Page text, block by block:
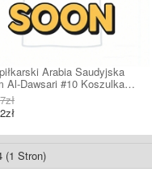
Arabia Saudyjska
Al-Dawsari #10 Koszulka
damskie MŚ 2026 Krótki
(1 Stron)